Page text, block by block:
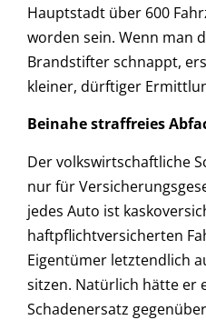
Hauptstadt über 600
worden sein. Wenn man
Brandstifter schnappt,
kleiner, dürftiger
Beinahe straffreies
Der volkswirtschaftliche
nur für
jedes Auto ist
haftpflichtversicherten
Eigentümer letztendlich
sitzen. Natürlich hätte er
Schadenersatz